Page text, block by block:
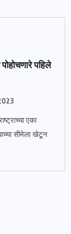
पहिले
एका
सीमेला खेटून